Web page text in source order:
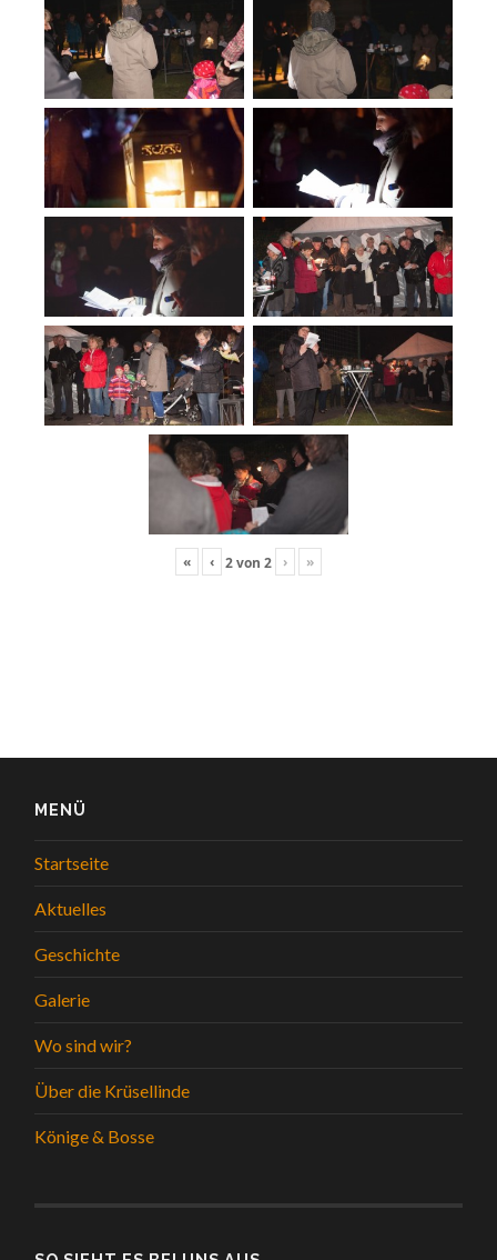
« ‹ 2von 2 › »
MENÜ
Startseite
Aktuelles
Geschichte
Galerie
Wo sind wir?
Über die Krüsellinde
Könige & Bosse